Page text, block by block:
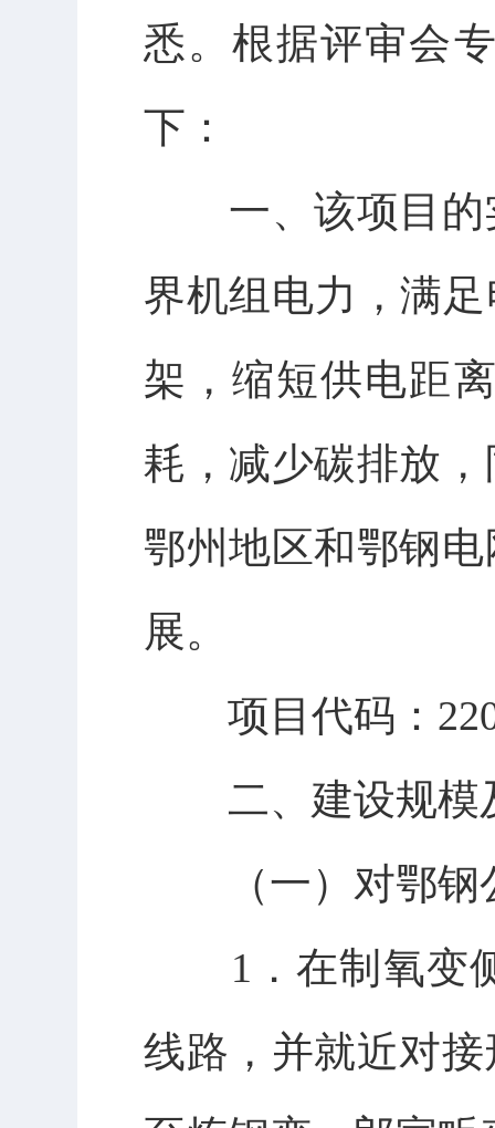
悉。根据评审会
下：
一、该项目的
界机组电力，满
架，缩短供电距
耗，减少碳排放
鄂州地区和鄂钢
展。
项目代码：
二、建设规模
（一）对鄂钢公
1．在制氧变侧
线路，并就近对